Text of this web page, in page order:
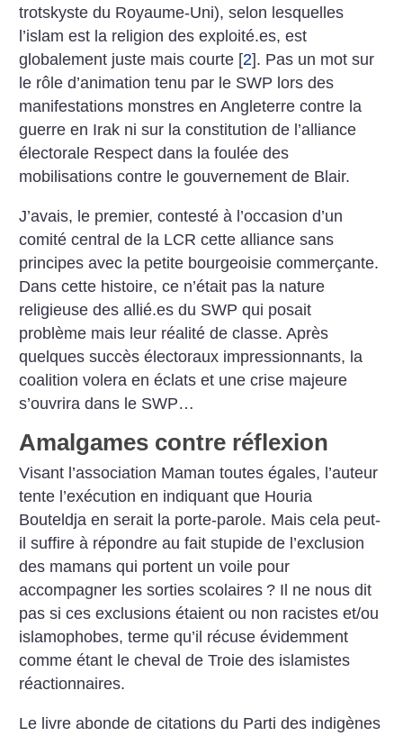
trotskyste du Royaume-Uni), selon lesquelles
l’islam est la religion des exploité.es, est
globalement juste mais courte [2]. Pas un mot sur
le rôle d’animation tenu par le SWP lors des
manifestations monstres en Angleterre contre la
guerre en Irak ni sur la constitution de l’alliance
électorale Respect dans la foulée des
mobilisations contre le gouvernement de Blair.
J’avais, le premier, contesté à l’occasion d’un
comité central de la LCR cette alliance sans
principes avec la petite bourgeoisie commerçante.
Dans cette histoire, ce n’était pas la nature
religieuse des allié.es du SWP qui posait
problème mais leur réalité de classe. Après
quelques succès électoraux impressionnants, la
coalition volera en éclats et une crise majeure
s’ouvrira dans le SWP…
Amalgames contre réflexion
Visant l’association Maman toutes égales, l’auteur
tente l’exécution en indiquant que Houria
Bouteldja en serait la porte-parole. Mais cela peut-
il suffire à répondre au fait stupide de l’exclusion
des mamans qui portent un voile pour
accompagner les sorties scolaires ? Il ne nous dit
pas si ces exclusions étaient ou non racistes et/ou
islamophobes, terme qu’il récuse évidemment
comme étant le cheval de Troie des islamistes
réactionnaires.
Le livre abonde de citations du Parti des indigènes